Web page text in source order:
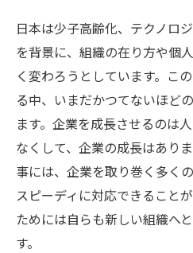
日本は少子高齢化、テクノロ
を背景に、組織の在り方や個
く変わろうとしています。こ
る中、いまだかつてないほど
ます。企業を成長させるのは
なくして、企業の成長はあり
事には、企業を取り巻く多く
スピーディに対応できること
ためには自らも新しい組織へ
す。